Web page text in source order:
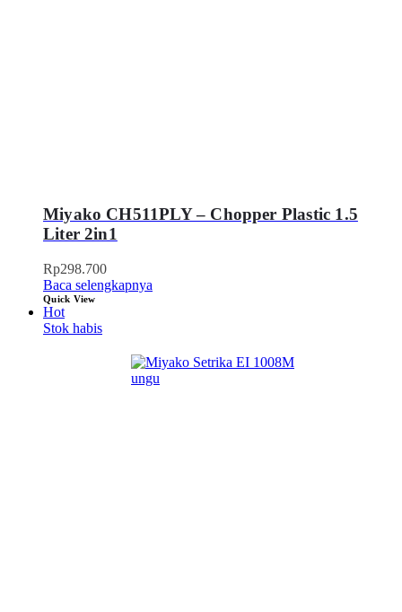
Miyako CH511PLY – Chopper Plastic 1.5
Liter 2in1
Rp298.700
Baca selengkapnya
Quick View
Hot
Stok habis